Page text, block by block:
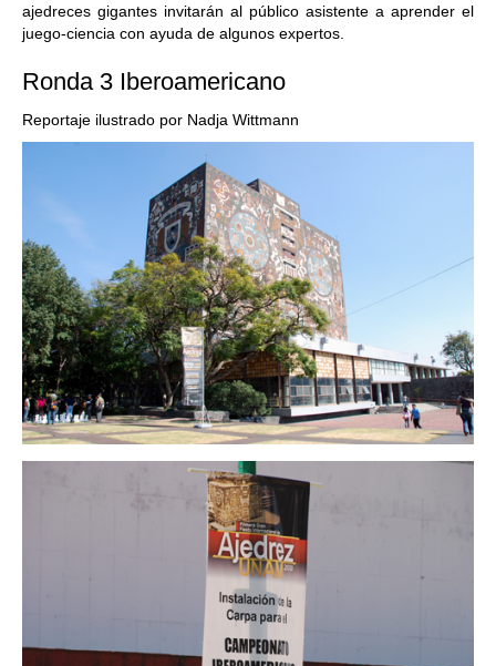
ajedreces gigantes invitarán al público asistente a aprender el
juego-ciencia con ayuda de algunos expertos.
Ronda 3 Iberoamericano
Reportaje ilustrado por Nadja Wittmann